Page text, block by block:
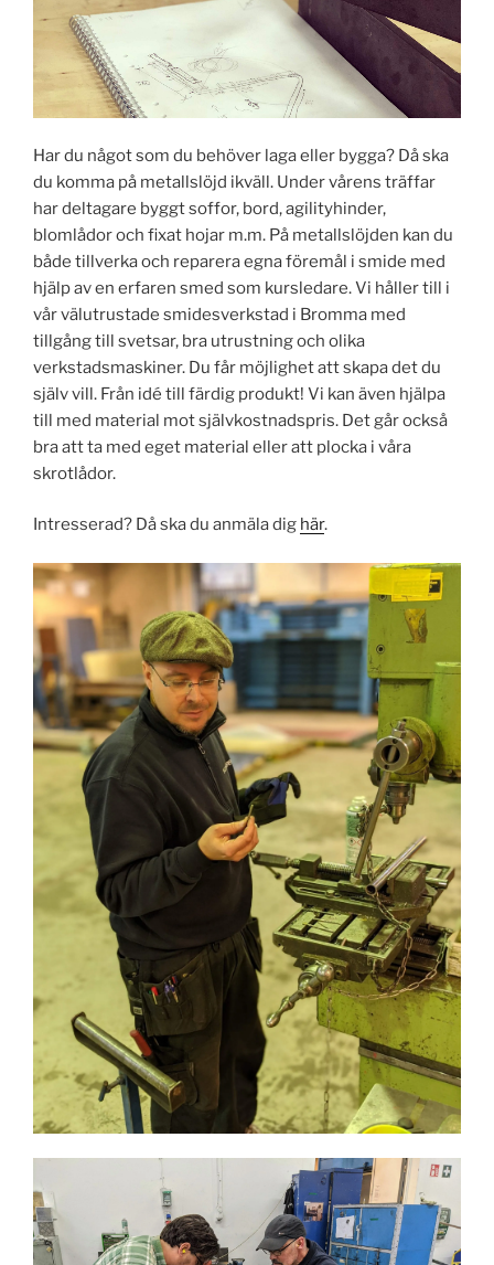
Har du något som du behöver laga eller bygga? Då ska
du komma på metallslöjd ikväll. Under vårens träffar
har deltagare byggt soffor, bord, agilityhinder,
blomlådor och fixat hojar m.m. På metallslöjden kan du
både tillverka och reparera egna föremål i smide med
hjälp av en erfaren smed som kursledare. Vi håller till i
vår välutrustade smidesverkstad i Bromma med
tillgång till svetsar, bra utrustning och olika
verkstadsmaskiner. Du får möjlighet att skapa det du
själv vill. Från idé till färdig produkt! Vi kan även hjälpa
till med material mot självkostnadspris. Det går också
bra att ta med eget material eller att plocka i våra
skrotlådor.
Intresserad? Då ska du anmäla dig här.